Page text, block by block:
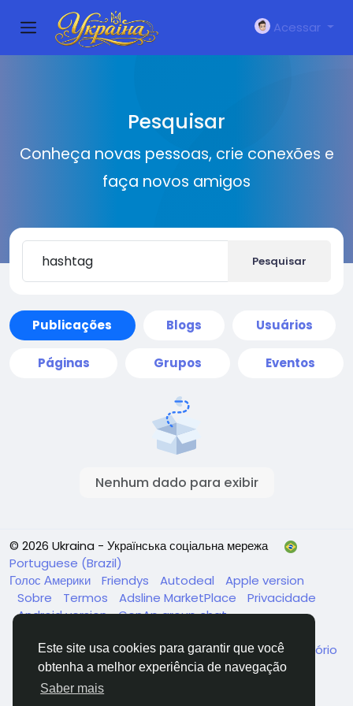
Este site usa cookies para garantir que você
obtenha a melhor experiência de navegação
Saber mais
Acessar
Pesquisar
Conheça novas pessoas, crie conexões e
faça novos amigos
Pesquisar
Publicações Blogs Usuários
Páginas Grupos Eventos
Nenhum dado para exibir
© 2026 Ukraina - Українська соціальна мережа
Portuguese (Brazil)
Голос Америки
Friendys Autodeal
Apple version
Sobre
Termos Adsline MarketPlace
Privacidade
Android version GenAp group chat
Нагодуйте голодних та безпритульних в Україні
Diretório